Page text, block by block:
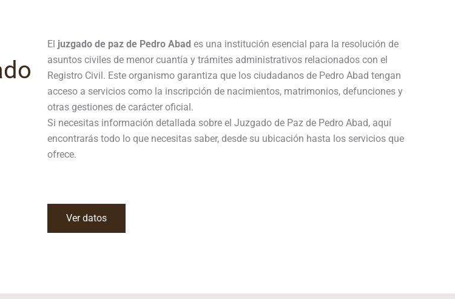
El juzgado de paz de Pedro Abad es una institución esencial para la resolución de
asuntos civiles de menor cuantía y trámites administrativos relacionados con el
Registro Civil. Este organismo garantiza que los ciudadanos de Pedro Abad tengan
acceso a servicios como la inscripción de nacimientos, matrimonios, defunciones y
otras gestiones de carácter oficial.
Si necesitas información detallada sobre el Juzgado de Paz de Pedro Abad, aquí
encontrarás todo lo que necesitas saber, desde su ubicación hasta los servicios que
ofrece.
Ver datos